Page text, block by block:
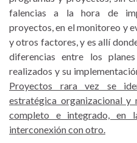
falencias a la hora de
proyectos, en el monitoreo y
y otros factores, y es allí
diferencias entre los
realizados y su
Proyectos rara vez se
estratégica organizacional
completo e integrado, en
interconexión con otro.